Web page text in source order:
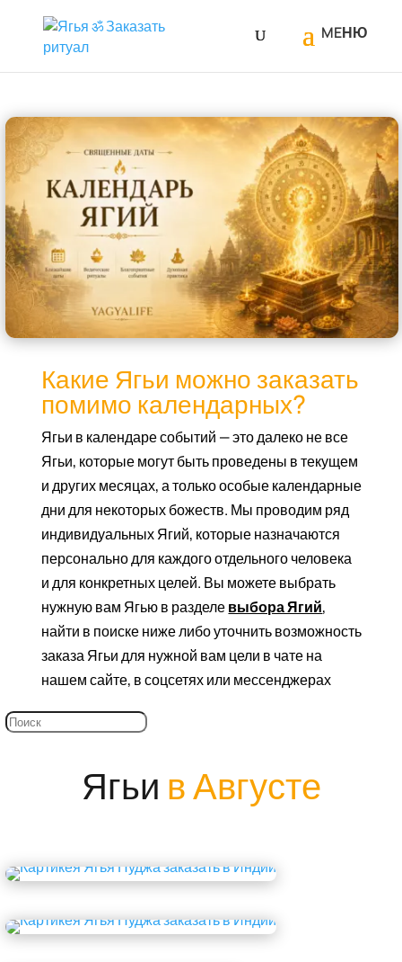
Какие Ягьи можно заказать
помимо календарных?
Ягьи в календаре событий — это далеко не все
Ягьи, которые могут быть проведены в текущем
и других месяцах, а только особые календарные
дни для некоторых божеств. Мы проводим ряд
индивидуальных Ягий, которые назначаются
персонально для каждого отдельного человека
и для конкретных целей. Вы можете выбрать
нужную вам Ягьюв разделевыбора Ягий,
найти в поиске ниже либо уточнить возможность
заказа Ягьи для нужной вам цели в чате на
нашем сайте, всоцсетях или мессенджерах
Ягьи в Августе